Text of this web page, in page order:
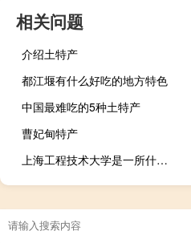
相关问题
介绍土特产
都江堰有什么好吃的地方特色
中国最难吃的5种土特产
曹妃甸特产
上海工程技术大学是一所什么大学